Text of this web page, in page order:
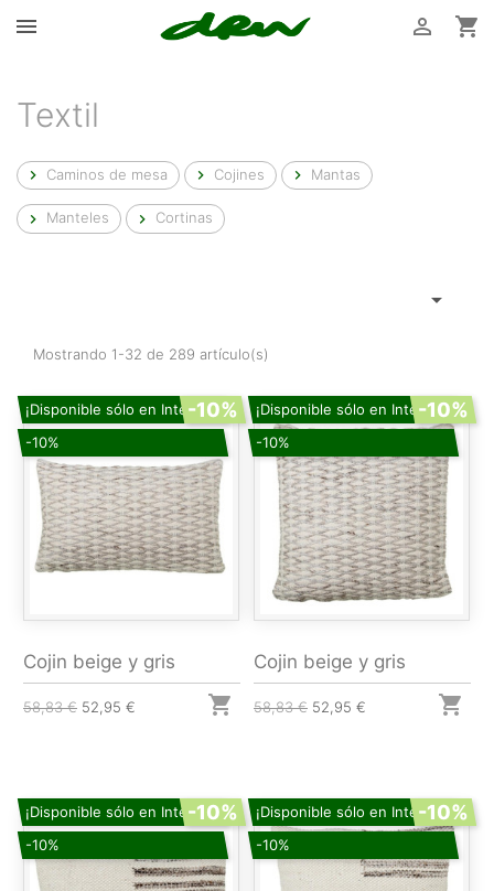
 

Textil
 Caminos de mesa  Cojines  Mantas
 Manteles  Cortinas

Mostrando 1-32 de 289 artículo(s)
¡Disponible sólo en Internet!
-10%
-10%
Cojin beige y gris
58,83 € 52,95 € 
¡Disponible sólo en Internet!
-10%
-10%
Cojin beige y gris
58,83 € 52,95 € 
¡Disponible sólo en Internet!
-10%
-10%
¡Disponible sólo en Internet!
-10%
-10%